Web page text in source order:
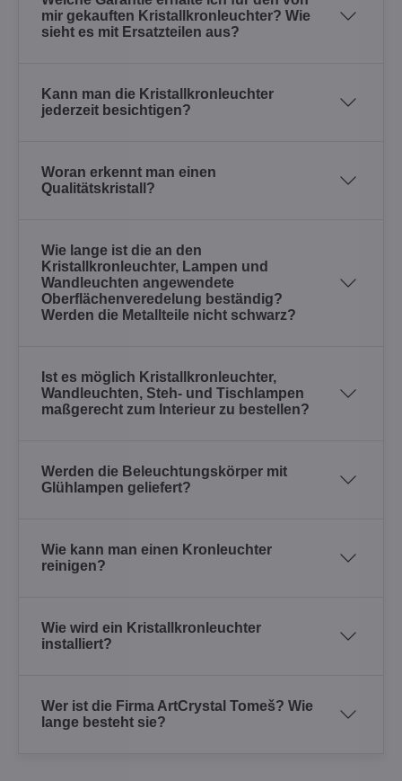
mir gekauften Kristallkronleuchter? Wie
sieht es mit Ersatzteilen aus?
Kann man die Kristallkronleuchter
jederzeit besichtigen?
Woran erkennt man einen
Qualitätskristall?
Wie lange ist die an den
Kristallkronleuchter, Lampen und
Wandleuchten angewendete
Oberflächenveredelung beständig?
Werden die Metallteile nicht schwarz?
Ist es möglich Kristallkronleuchter,
Wandleuchten, Steh- und Tischlampen
maßgerecht zum Interieur zu bestellen?
Werden die Beleuchtungskörper mit
Glühlampen geliefert?
Wie kann man einen Kronleuchter
reinigen?
Wie wird ein Kristallkronleuchter
installiert?
Wer ist die Firma ArtCrystal Tomeš? Wie
lange besteht sie?